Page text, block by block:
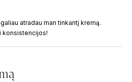
atradau man tinkantį kremą.
konsistencijos!